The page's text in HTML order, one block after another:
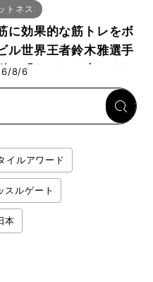
トネス
に効果的な筋トレをボ
ル世界王者鈴木雅選手
！「なかなか大きくな
肩の鍛え方」前編
8/6
イルアワード
スルゲート
本